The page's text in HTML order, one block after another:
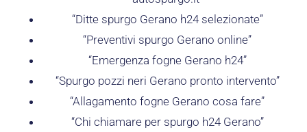
“Ditte spurgo Gerano h24 selezionate”
“Preventivi spurgo Gerano online”
“Emergenza fogne Gerano h24”
“Spurgo pozzi neri Gerano pronto intervento”
“Allagamento fogne Gerano cosa fare”
“Chi chiamare per spurgo h24 Gerano”